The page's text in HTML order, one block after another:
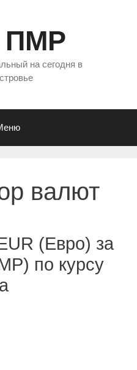
ПМР
на сегодня в
валют
(Евро) за
по курсу